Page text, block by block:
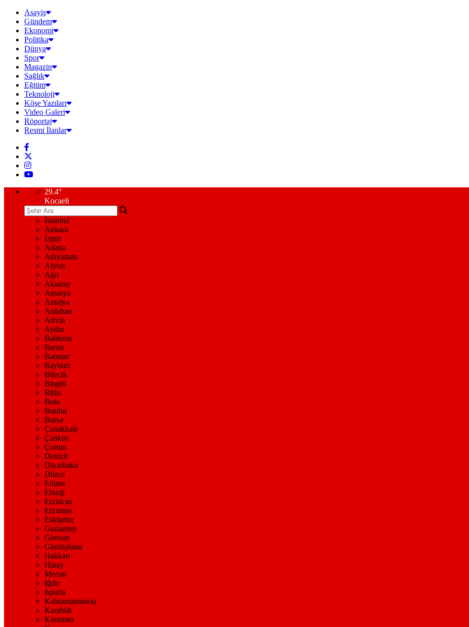
Asayiş
Gündem
Ekonomi
Politika
Dünya
Spor
Magazin
Sağlık
Eğitim
Teknoloji
Köşe Yazıları
Video Galeri
Röportaj
Resmi İlanlar
29.4°
Kocaeli
İstanbul
Ankara
İzmir
Adana
Adıyaman
Afyon
Ağrı
Aksaray
Amasya
Antalya
Ardahan
Artvin
Aydın
Balıkesir
Bartın
Batman
Bayburt
Bilecik
Bingöl
Bitlis
Bolu
Burdur
Bursa
Çanakkale
Çankırı
Çorum
Denizli
Diyarbakır
Düzce
Edirne
Elazığ
Erzincan
Erzurum
Eskişehir
Gaziantep
Giresun
Gümüşhane
Hakkari
Hatay
Mersin
Iğdır
Isparta
Kahramanmaraş
Karabük
Karaman